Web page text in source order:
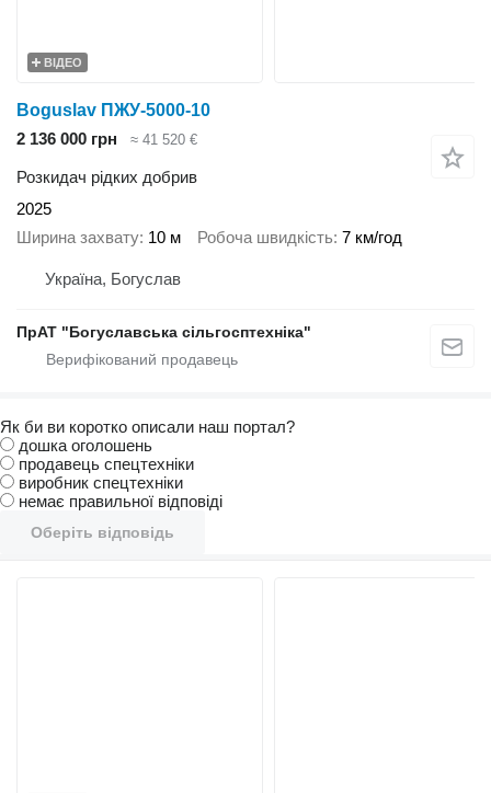
ВІДЕО
Boguslav ПЖУ-5000-10
2 136 000 грн
≈ 41 520 €
Розкидач рідких добрив
2025
Ширина захвату 10 м Робоча швидкість 7 км/год
Україна, Богуслав
ПрАТ "Богуславська сільгосптехніка"
Як би ви коротко описали наш портал?
дошка оголошень
продавець спецтехніки
виробник спецтехніки
немає правильної відповіді
Оберіть відповідь